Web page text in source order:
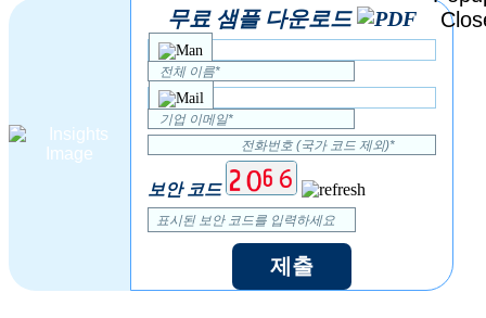
무료 샘플 다운로드
보안 코드
제출